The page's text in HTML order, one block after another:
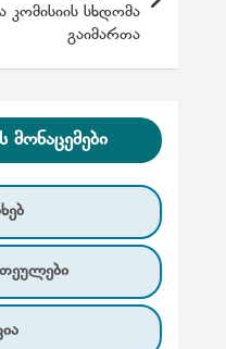
კომისიის სხდომა
გაიმართა
მონაცემები